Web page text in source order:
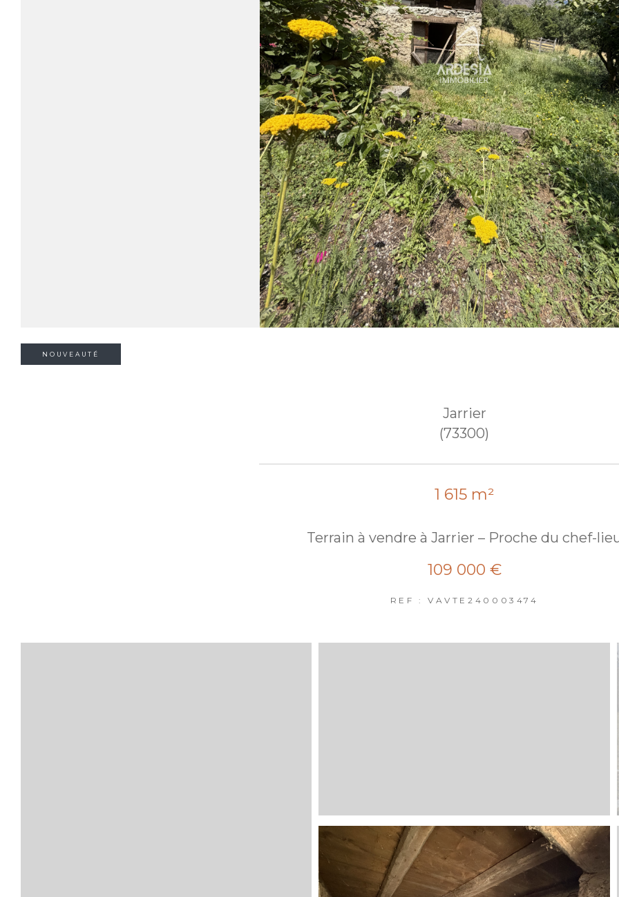
NOUVEAUTÉ
Jarrier
(73300)
1 615 m²
Terrain à vendre à Jarrier – Proche du chef-
109 000 €
REF : VAVTE240003474